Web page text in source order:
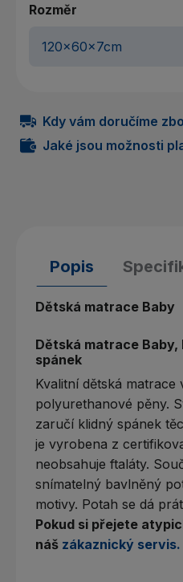
Rozměr
Kdy vám doručíme
Jaké jsou možnosti
Popis
Dětská matrace Baby
Dětská matrace
spánek
Kvalitní dětská matrace
polyurethanové pěny.
zaručí klidný spánek
je vyrobena z
neobsahuje ftaláty.
snímatelný bavlněný
motivy. Potah se dá
Pokud si přejete
náš zákaznický servis.